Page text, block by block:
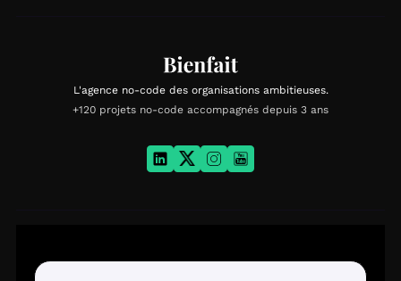
L'agence no-code des organisations ambitieuses.
+120 projets no-code accompagnés depuis 3 ans